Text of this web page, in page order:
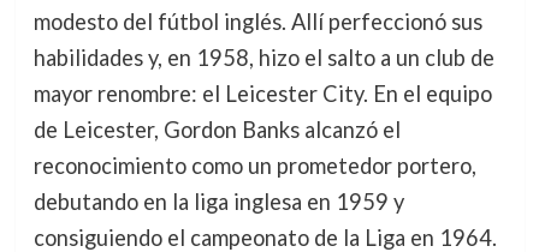
modesto del fútbol inglés. Allí perfeccionó sus
habilidades y, en 1958, hizo el salto a un club de
mayor renombre: el Leicester City. En el equipo
de Leicester, Gordon Banks alcanzó el
reconocimiento como un prometedor portero,
debutando en la liga inglesa en 1959 y
consiguiendo el campeonato de la Liga en 1964.